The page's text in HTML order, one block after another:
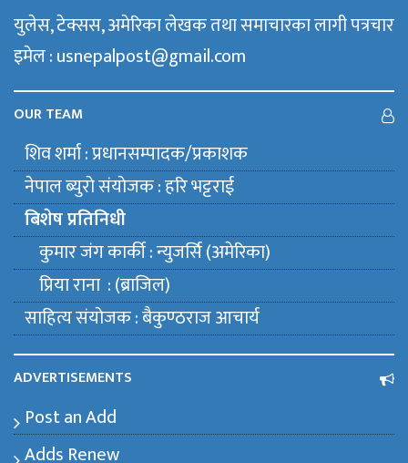
युलेस, टेक्सस, अमेरिका लेखक तथा समाचारका लागी पत्रचार
इमेल : usnepalpost@gmail.com
OUR TEAM
शिव शर्मा : प्रधानसम्पादक/प्रकाशक
नेपाल ब्युराे संयाेजक : हरि भट्टराई
बिशेष प्रतिनिधी
कुमार जंग कार्की : न्युजर्सि (अमेरिका)
प्रिया राना : (ब्राजिल)
साहित्य संयाेजक : बैकुण्ठराज आचार्य
ADVERTISEMENTS
Post an Add
Adds Renew